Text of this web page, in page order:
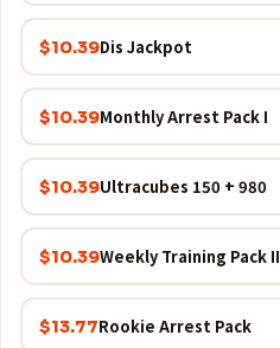
Dis Jackpot
$10.39
Monthly Arrest Pack I
$10.39
980 + 150 Ultracubes
$10.39
Weekly Training Pack II
$10.39
Rookie Arrest Pack
$13.77